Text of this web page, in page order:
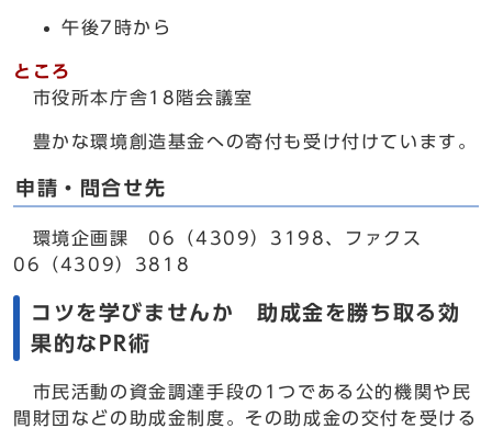
午後7時から
ところ
市役所本庁舎18階会議室
豊かな環境創造基金への寄付も受け付けています。
申請・問合せ先
環境企画課 06（4309）3198、ファクス
06（4309）3818
コツを学びませんか 助成金を勝ち取る効
果的なPR術
市民活動の資金調達手段の1つである公的機関や民
間財団などの助成金制度。その助成金の交付を受ける